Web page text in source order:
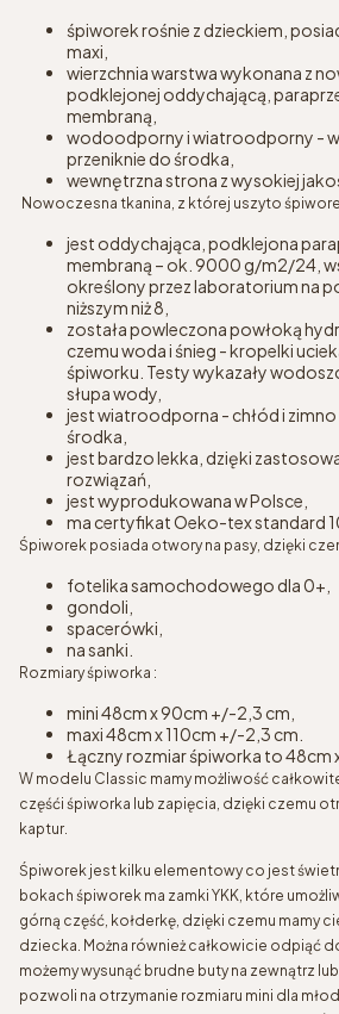
śpiworek rośnie z dzieckiem,
maxi,
wierzchnia warstwa wykonana z
podklejonej oddychającą,
membraną,
wodoodporny i wiatroodporny -
przeniknie do środka,
wewnętrzna strona z wysokiej
Nowoczesna tkanina, z której uszyto
jest oddychająca, podklejona
membraną – ok. 9000 g/m2/24,
określony przez laboratorium na
niższym niż 8,
została powleczona powłoką
czemu woda i śnieg - kropelki
śpiworku. Testy wykazały
słupa wody,
jest wiatroodporna - chłód i zimno
środka,
jest bardzo lekka, dzięki
rozwiązań,
jest wyprodukowana w Polsce,
ma certyfikat Oeko-tex standard
Śpiworek posiada otwory na pasy, dzięki
fotelika samochodowego dla 0+,
gondoli,
spacerówki,
na sanki.
Rozmiary śpiworka :
mini 48cm x 90cm +/-2,3 cm,
maxi 48cm x 110cm +/-2,3 cm.
Łączny rozmiar śpiworka to 48cm
W modelu Classic mamy możliwość
częśći śpiworka lub zapięcia, dzięki czemu
kaptur.
Śpiworek jest kilku elementowy co jest
bokach śpiworek ma zamki YKK, które
górną część, kołderkę, dzięki czemu mamy
dziecka. Można również całkowicie odpiąć
możemy wysunąć brudne buty na zewnątrz
pozwoli na otrzymanie rozmiaru mini dla